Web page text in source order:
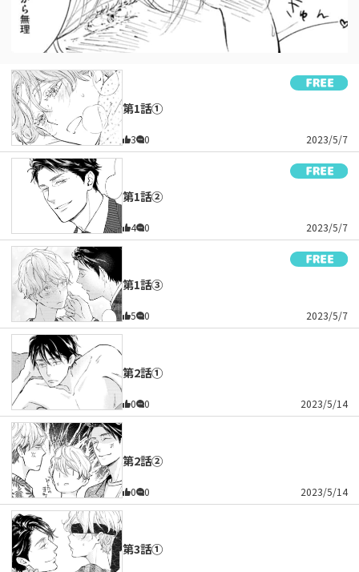
第1話①
3 0 2023/5/7
第1話②
4 0 2023/5/7
第1話③
5 0 2023/5/7
第2話①
0 0 2023/5/14
第2話②
0 0 2023/5/14
第3話①